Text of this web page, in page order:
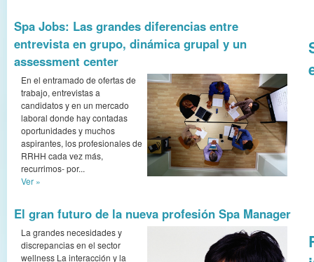
Spa Jobs: Las grandes diferencias entre
entrevista en grupo, dinámica grupal y un
assessment center
En el entramado de ofertas de
trabajo, entrevistas a
candidatos y en un mercado
laboral donde hay contadas
oportunidades y muchos
aspirantes, los profesionales de
RRHH cada vez más,
recurrimos- por...
Ver »
El gran futuro de la nueva profesión Spa Manager
La grandes necesidades y
discrepancias en el sector
wellness La interacción y la